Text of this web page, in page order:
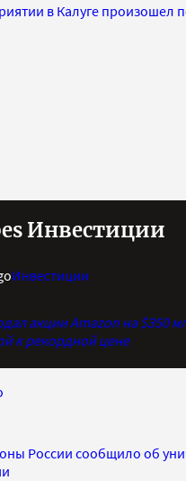
в Калуге произошел
Инвестиции
Инвестиции
акции Amazon на $350
к рекордной цене
России сообщило об